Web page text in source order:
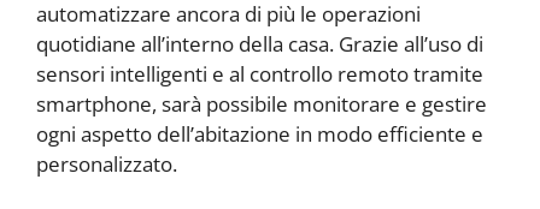
automatizzare ancora di più le operazioni
quotidiane all’interno della casa. Grazie all’uso di
sensori intelligenti e al controllo remoto tramite
smartphone, sarà possibile monitorare e gestire
ogni aspetto dell’abitazione in modo efficiente e
personalizzato.